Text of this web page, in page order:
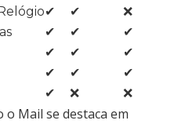
✔ ✔
❌
✔ ✔
✔
✔ ✔
✔
✔ ✔
✔
✔ ❌ ❌
o Mail se destaca em